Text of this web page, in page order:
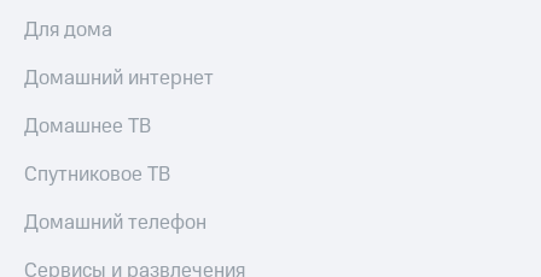
Для дома
Домашний интернет
Домашнее ТВ
Спутниковое ТВ
Домашний телефон
Сервисы и развлечения